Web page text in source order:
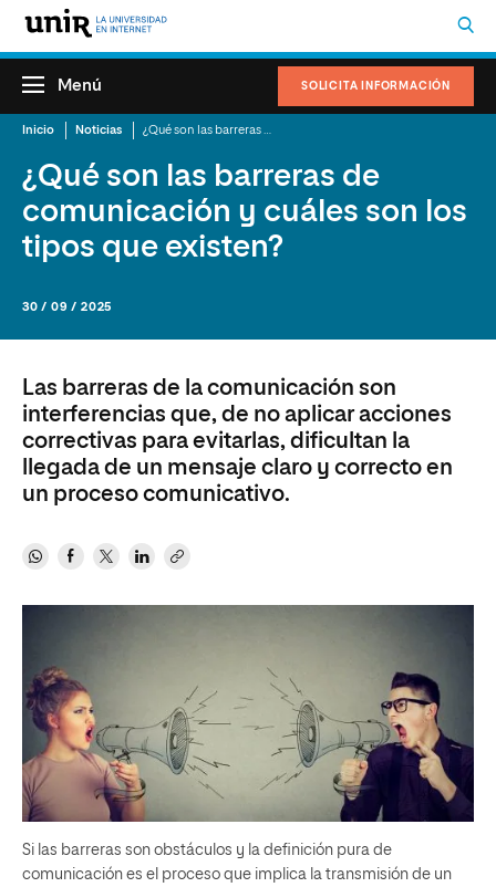
SOLICITA INFORMACIÓN
Menú
Inicio Noticias
¿Qué son las barreras de
comunicación y cuáles son los
tipos que existen?
30 / 09 / 2025
Las barreras de la comunicación son
interferencias que, de no aplicar acciones
correctivas para evitarlas, dificultan la
llegada de un mensaje claro y correcto en
un proceso comunicativo.
Si las barreras son obstáculos y la definición pura de
comunicación es el proceso que implica la transmisión de un